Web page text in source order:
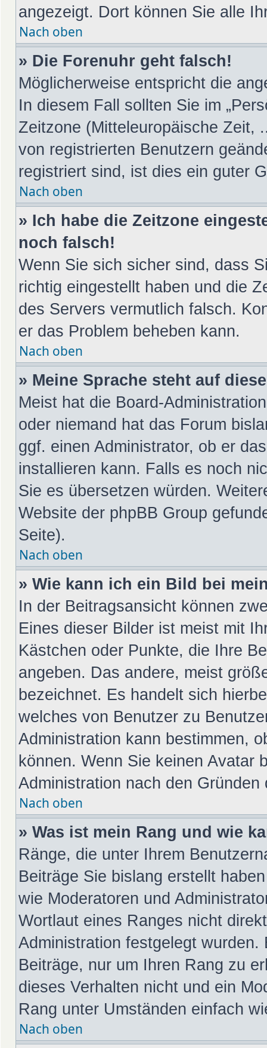
angezeigt. Dort können Sie alle
Nach oben
» Die Forenuhr geht falsch!
Möglicherweise entspricht die
In diesem Fall sollten Sie im
Zeitzone (Mitteleuropäische Zeit,
von registrierten Benutzern
registriert sind, ist dies ein guter
Nach oben
» Ich habe die Zeitzone
noch falsch!
Wenn Sie sich sicher sind, dass
richtig eingestellt haben und die
des Servers vermutlich falsch.
er das Problem beheben kann.
Nach oben
» Meine Sprache steht auf
Meist hat die Board-
oder niemand hat das Forum
ggf. einen Administrator, ob er
installieren kann. Falls es noch
Sie es übersetzen würden.
Website der phpBB Group
Seite).
Nach oben
» Wie kann ich ein Bild bei
In der Beitragsansicht können
Eines dieser Bilder ist meist mit
Kästchen oder Punkte, die Ihre
angeben. Das andere, meist
bezeichnet. Es handelt sich
welches von Benutzer zu
Administration kann bestimmen,
können. Wenn Sie keinen Avatar
Administration nach den Gründen
Nach oben
» Was ist mein Rang und wie
Ränge, die unter Ihrem
Beiträge Sie bislang erstellt
wie Moderatoren und
Wortlaut eines Ranges nicht
Administration festgelegt
Beiträge, nur um Ihren Rang zu
dieses Verhalten nicht und ein
Rang unter Umständen einfach
Nach oben